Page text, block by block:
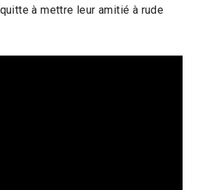
à mettre leur amitié à rude